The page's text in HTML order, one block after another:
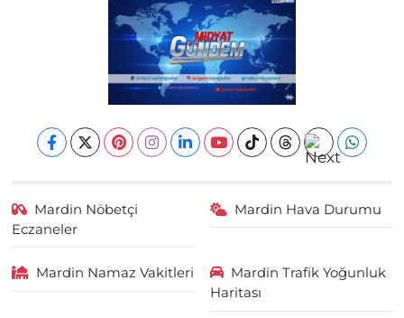
Mardin Nöbetçi
Eczaneler
Mardin Hava Durumu
Mardin Namaz Vakitleri
Mardin Trafik Yoğunluk
Haritası